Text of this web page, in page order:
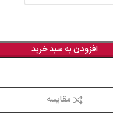
افزودن به سبد خرید
مقایسه